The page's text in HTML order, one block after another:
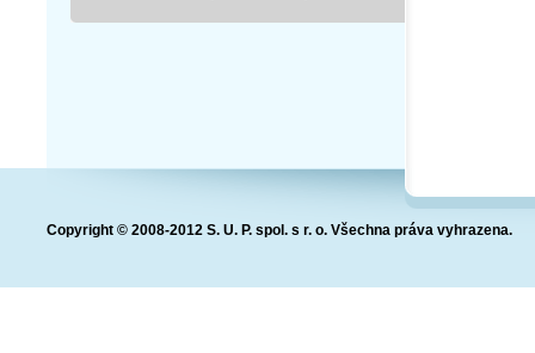
Copyright © 2008-2012 S. U. P. spol. s r. o. Všechna práva vyhrazena.